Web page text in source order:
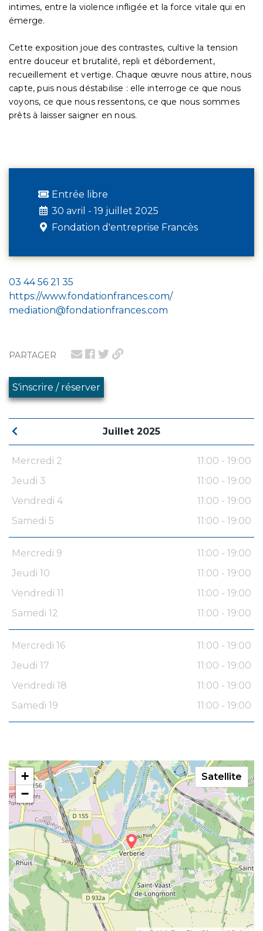
PARTAGER
S'inscrire / réserver
Juillet 2025
Mercredi 2
11:00 - 19:00
Jeudi 3
11:00 - 19:00
Vendredi 4
11:00 - 19:00
Samedi 5
11:00 - 19:00
Mercredi 9
11:00 - 19:00
Jeudi 10
11:00 - 19:00
Vendredi 11
11:00 - 19:00
Samedi 12
11:00 - 19:00
Mercredi 16
11:00 - 19:00
Jeudi 17
11:00 - 19:00
Vendredi 18
11:00 - 19:00
Samedi 19
11:00 - 19:00
+
−
Satellite
intimes, entre la violence infligée et la force vitale qui en
émerge.
Cette exposition joue des contrastes, cultive la tension
entre douceur et brutalité, repli et débordement,
recueillement et vertige. Chaque œuvre nous attire, nous
capte, puis nous déstabilise : elle interroge ce que nous
voyons, ce que nous ressentons, ce que nous sommes
prêts à laisser saigner en nous.
Entrée libre
30 avril - 19 juillet 2025
Fondation d'entreprise Francès
03 44 56 21 35
https://www.fondationfrances.com/
mediation@fondationfrances.com